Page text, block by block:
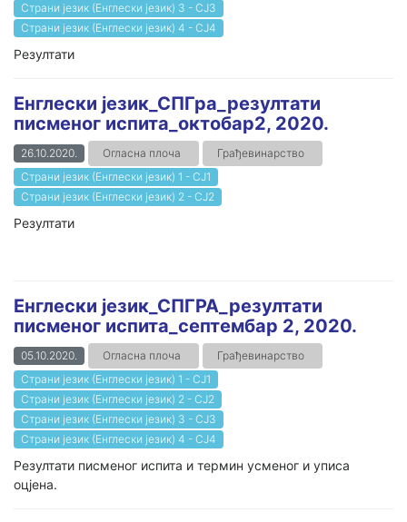
Страни језик (Енглески језик) 3 - СЈ3
Страни језик (Енглески језик) 4 - СЈ4
Резултати
Енглески језик_СПГра_резултати
писменог испита_октобар2, 2020.
26.10.2020. Огласна плоча
Грађевинарство
Страни језик (Енглески језик) 1 - СЈ1
Страни језик (Енглески језик) 2 - СЈ2
Резултати
Енглески језик_СПГРА_резултати
писменог испита_септембар 2, 2020.
05.10.2020. Огласна плоча
Грађевинарство
Страни језик (Енглески језик) 1 - СЈ1
Страни језик (Енглески језик) 2 - СЈ2
Страни језик (Енглески језик) 3 - СЈ3
Страни језик (Енглески језик) 4 - СЈ4
Резултати писменог испита и термин усменог и уписа
оцјена.